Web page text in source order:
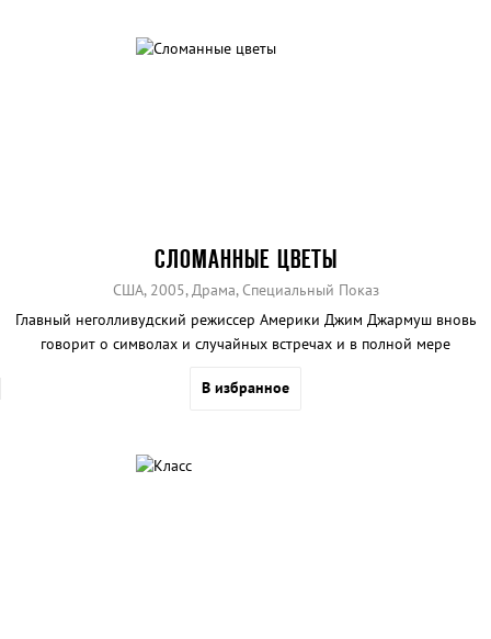
СЛОМАННЫЕ ЦВЕТЫ
США, 2005, Драма, Специальный Показ
Главный неголливудский режиссер Америки Джим Джармуш вновь
говорит о символах и случайных встречах и в полной мере
В избранное